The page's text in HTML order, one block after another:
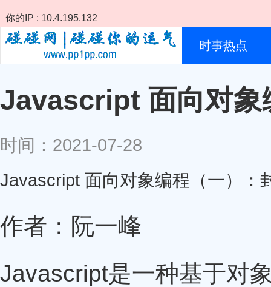
你的IP : 10.4.195.132
时事热点
Javascript 面向对象
时间：2021-07-28
Javascript 面向对象编程（一）：
作者：阮一峰
Javascript是一种基于对